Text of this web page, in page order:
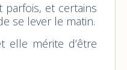
parfois, et certains
se lever le matin.
elle mérite d’être